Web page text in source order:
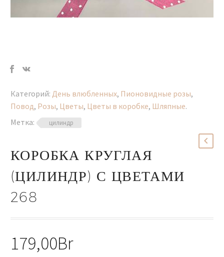
Категорий: День влюбленных, Пионовидные розы,
Повод, Розы, Цветы, Цветы в коробке, Шляпные.
Метка:
цилиндр
КОРОБКА КРУГЛАЯ
(ЦИЛИНДР) С ЦВЕТАМИ
268
179,00Br